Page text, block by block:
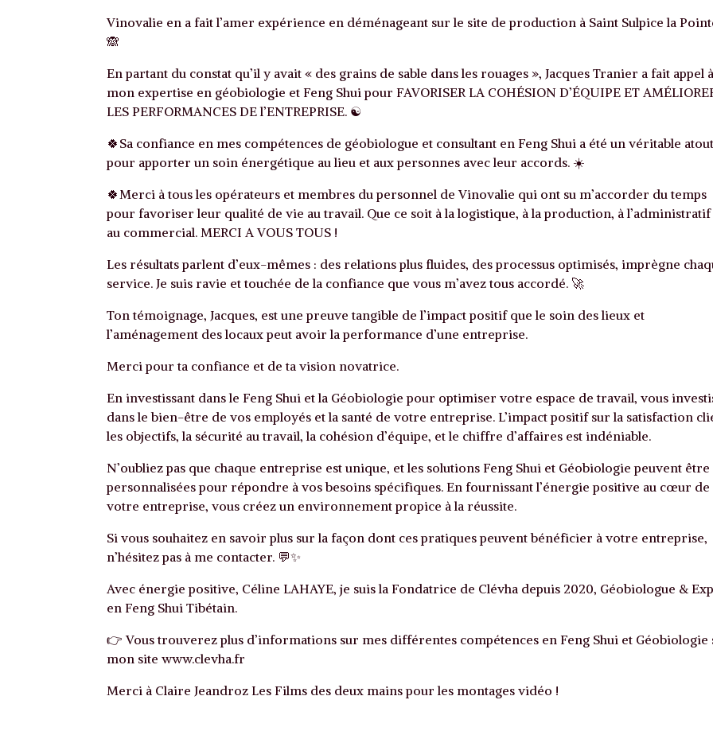
Vinovalie en a fait l’amer expérience en déménageant sur le site de production à Saint Sulpice la
🙈
En partant du constat qu’il y avait « des grains de sable dans les rouages », Jacques Tranier a fait appel
mon expertise en géobiologie et Feng Shui pour FAVORISER LA COHÉSION D’ÉQUIPE ET
LES PERFORMANCES DE l’ENTREPRISE. ☯️
🍀Sa confiance en mes compétences de géobiologue et consultant en Feng Shui a été un véritable
pour apporter un soin énergétique au lieu et aux personnes avec leur accords. ☀️
🍀Merci à tous les opérateurs et membres du personnel de Vinovalie qui ont su m’accorder du temps
pour favoriser leur qualité de vie au travail. Que ce soit à la logistique, à la production, à
au commercial. MERCI A VOUS TOUS !
Les résultats parlent d’eux-mêmes : des relations plus fluides, des processus optimisés, imprègne
service. Je suis ravie et touchée de la confiance que vous m’avez tous accordé. 🚀
Ton témoignage, Jacques, est une preuve tangible de l’impact positif que le soin des lieux et
l’aménagement des locaux peut avoir la performance d’une entreprise.
Merci pour ta confiance et de ta vision novatrice.
En investissant dans le Feng Shui et la Géobiologie pour optimiser votre espace de travail, vous
dans le bien-être de vos employés et la santé de votre entreprise. L’impact positif sur la satisfaction
les objectifs, la sécurité au travail, la cohésion d’équipe, et le chiffre d’affaires est indéniable.
N’oubliez pas que chaque entreprise est unique, et les solutions Feng Shui et Géobiologie peuvent être
personnalisées pour répondre à vos besoins spécifiques. En fournissant l’énergie positive au cœur de
votre entreprise, vous créez un environnement propice à la réussite.
Si vous souhaitez en savoir plus sur la façon dont ces pratiques peuvent bénéficier à votre entreprise,
n’hésitez pas à me contacter. 💬✨
Avec énergie positive, Céline LAHAYE, je suis la Fondatrice de Clévha depuis 2020, Géobiologue &
en Feng Shui Tibétain.
👉 Vous trouverez plus d’informations sur mes différentes compétences en Feng Shui et Géobiologie
mon site www.clevha.fr
Merci à Claire Jeandroz Les Films des deux mains pour les montages vidéo !